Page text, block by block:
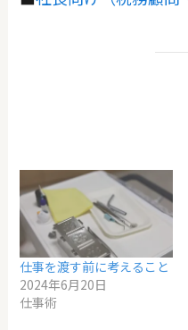
仕事を渡す前に考えること
2024年6月20日
仕事術